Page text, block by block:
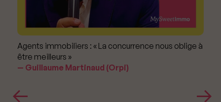
Agents immobiliers : « La concurrence nous oblige à
être meilleurs »
Guillaume Martinaud (Orpi)